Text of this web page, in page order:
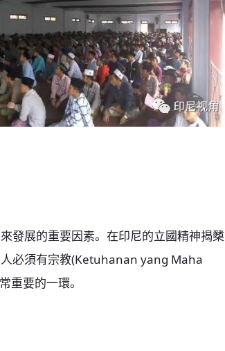
發展的重要因素。在印尼的立國精神揭櫫
必須有宗教(Ketuhanan yang Maha
重要的一環。